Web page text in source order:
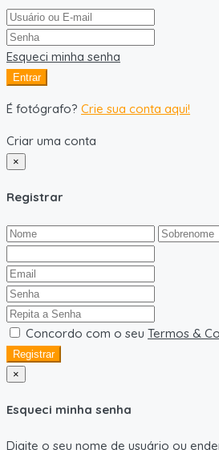
Esqueci minha senha
Entrar
É fotógrafo? Crie sua conta aqui!
Criar uma conta
×
Registrar
Concordo com o seu Termos &
Registrar
×
Esqueci minha senha
Digite o seu nome de usuário ou